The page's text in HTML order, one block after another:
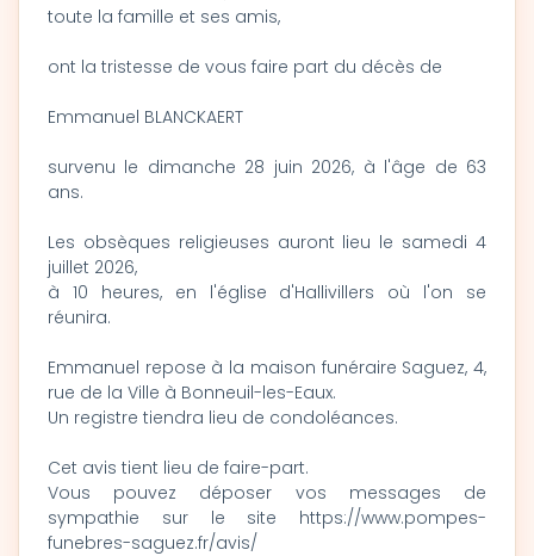
toute la famille et ses amis,
ont la tristesse de vous faire part du décès de
Emmanuel BLANCKAERT
survenu le dimanche 28 juin 2026, à l'âge de 63
ans.
Les obsèques religieuses auront lieu le samedi 4
juillet 2026,
à 10 heures, en l'église d'Hallivillers où l'on se
réunira.
Emmanuel repose à la maison funéraire Saguez, 4,
rue de la Ville à Bonneuil-les-Eaux.
Un registre tiendra lieu de condoléances.
Cet avis tient lieu de faire-part.
Vous pouvez déposer vos messages de
sympathie sur le site https://www.pompes-
funebres-saguez.fr/avis/